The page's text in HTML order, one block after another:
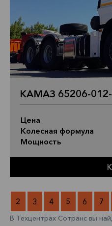
КАМАЗ 65206-
Цена
Колесная формула
Мощность
2 3 4 5 6 7
В Техцентрах Сотранс вы